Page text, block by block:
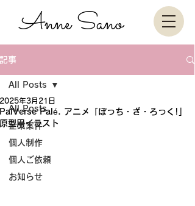
Anne Sano
記事
All Posts
企業案件
個人制作
個人ご依頼
お知らせ
All Posts
PalVerse Palé. アニメ「ぼっち・ざ・ろっく!」
原型用イラスト
2025年3月21日